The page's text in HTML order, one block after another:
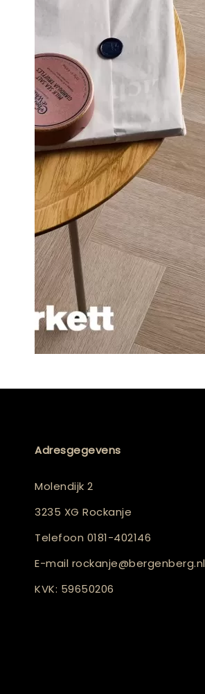
Adresgegevens
Molendijk 2
3235 XG Rockanje
Telefoon 0181-402146
E-mail rockanje@bergenberg.nl
KVK: 59650206